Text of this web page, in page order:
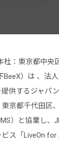
社：東京都中央
BeeX）は 、法
供するジャパ
京都千代田区
）と協業し、
ス「LiveOn for